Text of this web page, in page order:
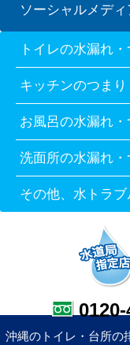
ソーシャルメデ
トイレの水漏れ
キッチンのつま
お風呂の水漏れ
洗面所の水漏れ
その他、水トラブ
沖縄のトイレ・台所の